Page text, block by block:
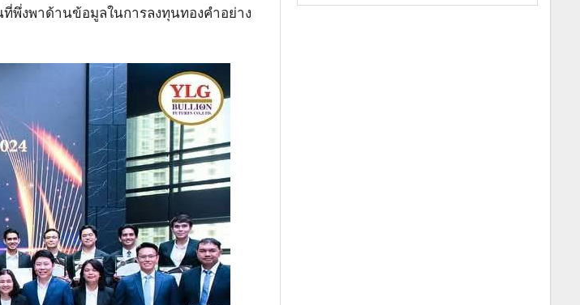
พึ่งพาด้านข้อมูลในการลงทุนทองคำอย่าง